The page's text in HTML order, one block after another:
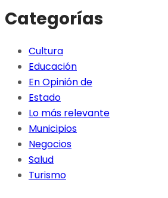
Categorías
Cultura
Educación
En Opinión de
Estado
Lo más relevante
Municipios
Negocios
Salud
Turismo